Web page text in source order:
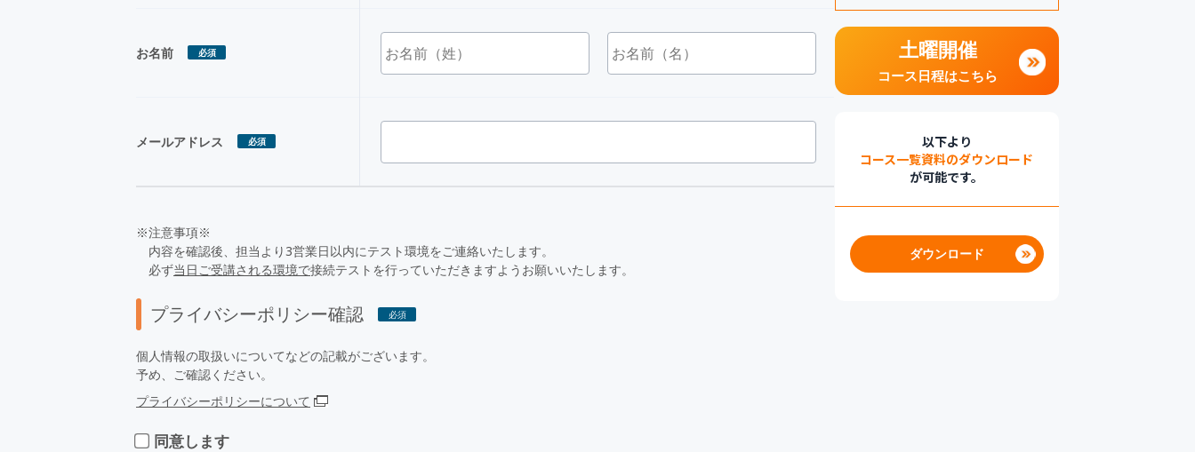
お名前 必須
メールアドレス 必須
※注意事項※
内容を確認後、担当より3営業日以内にテスト環境をご連絡いたします。
必ず当日ご受講される環境で接続テストを行っていただきますようお願いいたします。
プライバシーポリシー確認 必須
個人情報の取扱いについてなどの記載がございます。
予め、ご確認ください。
プライバシーポリシーについて
同意します
プロジェクトマネジメント
リーダーシップ・マネジメント
ファシリテーション・コミュニケーシ
思考力・問題解決
営業・マーケティング
土曜開催
コース日程はこちら
以下より
コース一覧資料のダウンロード
が可能です。
ダウンロード